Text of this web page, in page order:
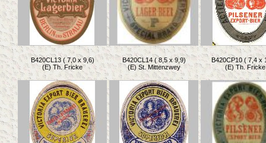
B420CL13 ( 7,0 x 9,6)
(E) Th. Fricke
B420CL14 ( 8,5 x 9,9)
(E) St. Mittenzwey
B420CP10 ( 7,4 x
(E) Th. Fricke